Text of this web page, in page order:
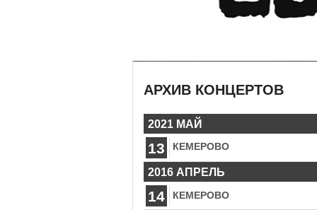
АРХИВ КОНЦЕРТОВ
2021 МАЙ
13 КЕМЕРОВО
2016 АПРЕЛЬ
14 КЕМЕРОВО